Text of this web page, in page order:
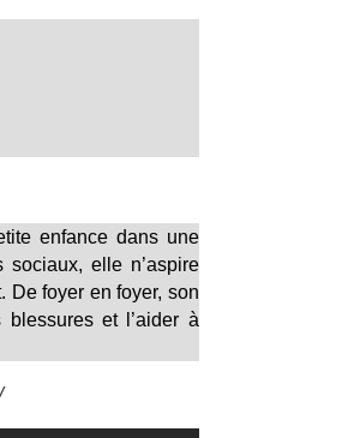
enfance dans une
elle n’aspire
De foyer en foyer, son
et l’aider à